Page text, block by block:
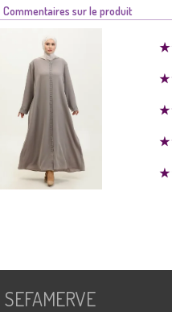
Commentaires sur le produit
SEFAMERVE